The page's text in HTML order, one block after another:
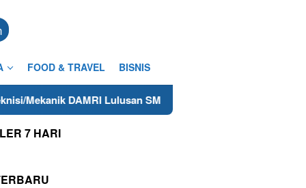
FOOD & TRAVEL BISNIS
Lulusan SMA/SMK Terdekat di Cilacap Tahun 2025
7 HARI